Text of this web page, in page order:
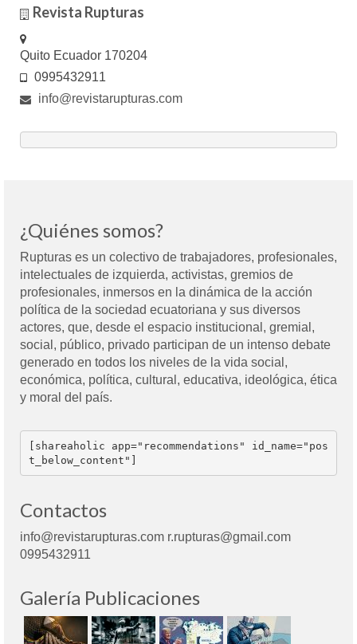
Revista Rupturas
Quito Ecuador 170204
0995432911
info@revistarupturas.com
¿Quiénes somos?
Rupturas es un colectivo de trabajadores, profesionales,
intelectuales de izquierda, activistas, gremios de
profesionales, inmersos en la dinámica de la acción
política de la sociedad ecuatoriana y sus diversos
actores, que, desde el espacio institucional, gremial,
social, público, privado participan de un intenso debate
generado en todos los niveles de la vida social,
económica, política, cultural, educativa, ideológica, ética
y moral del país.
[shareaholic app="recommendations" id_name="pos
t_below_content"]
Contactos
info@revistarupturas.com r.rupturas@gmail.com
0995432911
Galería Publicaciones